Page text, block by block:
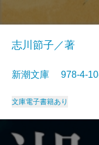
志川節子／著
新潮文庫 978-4-
文庫電子書籍あり